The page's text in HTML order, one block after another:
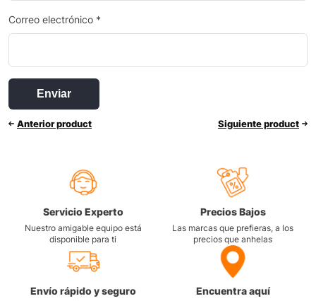
Correo electrónico *
Anterior product Siguiente product
Servicio Experto
Nuestro amigable equipo está
disponible para ti
Precios Bajos
Las marcas que prefieras, a los
precios que anhelas
Envío rápido y seguro Encuentra aquí